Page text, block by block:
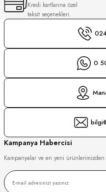
Kredi kartlarına özel
taksit seçenekleri.
0
Kampanya Habercisi
Kampanyalar ve en yeni